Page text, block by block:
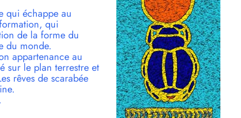
qui échappe au
qui
de la forme du
du monde.
appartenance au
sur le plan terrestre et
rêves de scarabée